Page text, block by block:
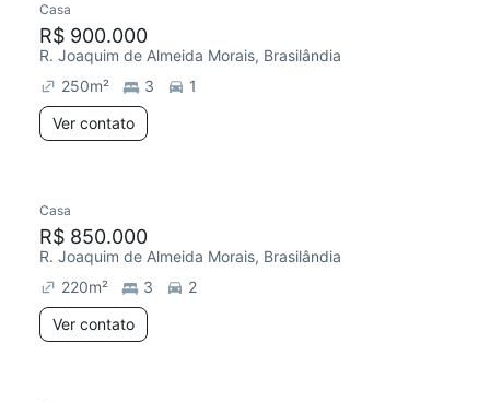
Casa
R$ 900.000
R. Joaquim de Almeida Morais, Brasilândia
250m² 3
1
Ver contato
Casa
R$ 850.000
R. Joaquim de Almeida Morais, Brasilândia
220m² 3
2
Ver contato